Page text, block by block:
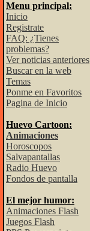
Menu principal:
Inicio
Registrate
FAQ: ¿Tienes
problemas?
Ver noticias anteriores
Buscar en la web
Temas
Ponme en Favoritos
Pagina de Inicio
Huevo Cartoon:
Animaciones
Horoscopos
Salvapantallas
Radio Huevo
Fondos de pantalla
El mejor humor:
Animaciones Flash
Juegos Flash